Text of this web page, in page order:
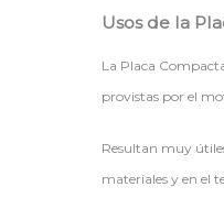
Usos de la
La Placa
provistas por el
Resultan muy
materiales y en el